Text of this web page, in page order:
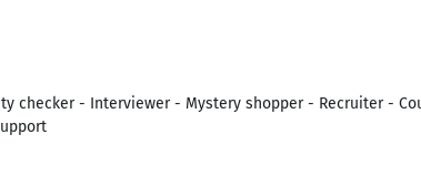
checker - Interviewer - Mystery shopper - Recruiter -